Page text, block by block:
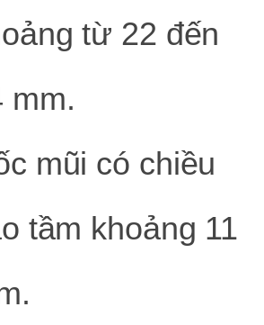
từ 22 đến
mm.
mũi có chiều
tầm khoảng 11